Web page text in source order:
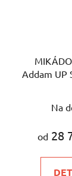
Addam UP
Na
od 28